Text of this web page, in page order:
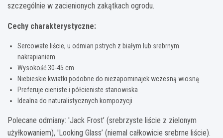
szczególnie w zacienionych zakątkach ogrodu.
Cechy charakterystyczne:
Sercowate liście, u odmian pstrych z białym lub srebrnym
nakrapianiem
Wysokość 30-45 cm
Niebieskie kwiatki podobne do niezapominajek wczesną wiosną
Preferuje cieniste i półcieniste stanowiska
Idealna do naturalistycznych kompozycji
Polecane odmiany: 'Jack Frost’ (srebrzyste liście z zielonym
użyłkowaniem), 'Looking Glass’ (niemal całkowicie srebrne liście).